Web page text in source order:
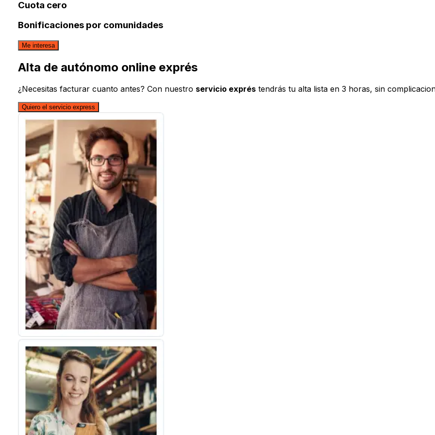
Cuota cero
Bonificaciones por comunidades
Me interesa
Alta de autónomo online exprés
¿Necesitas facturar cuanto antes? Con nuestro servicio exprés tendrás tu alta lista en 3 horas, sin
Quiero el servicio express